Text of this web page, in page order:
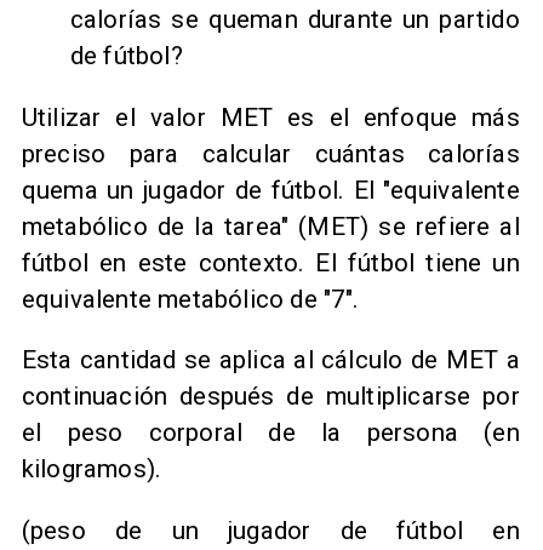
calorías se queman durante un partido
de fútbol?
Utilizar el valor MET es el enfoque más
preciso para calcular cuántas calorías
quema un jugador de fútbol. El "equivalente
metabólico de la tarea" (MET) se refiere al
fútbol en este contexto. El fútbol tiene un
equivalente metabólico de "7".
Esta cantidad se aplica al cálculo de MET a
continuación después de multiplicarse por
el peso corporal de la persona (en
kilogramos).
(peso de un jugador de fútbol en